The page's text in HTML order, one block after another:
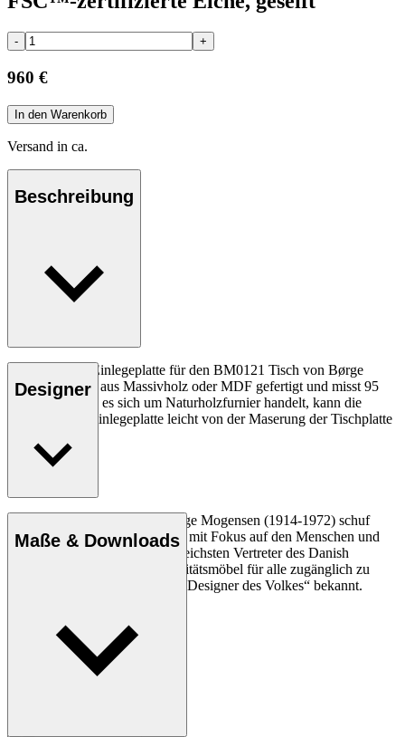
- +
960 €
In den Warenkorb
Versand in ca.
Beschreibung
Die BM0121I Einlegeplatte für den BM0121 Tisch von Børge
Mogensen wird aus Massivholz oder MDF gefertigt und misst 95
cm x 60 cm. Da es sich um Naturholzfurnier handelt, kann die
Maserung der Einlegeplatte leicht von der Maserung der Tischplatte
Designer
Der Tischler und Designer Børge Mogensen (1914-1972) schuf
langlebige und schlichte Möbel mit Fokus auf den Menschen und
gilt heute als einer der einflussreichsten Vertreter des Danish
Modern. Mit der Mission, Qualitätsmöbel für alle zugänglich zu
machen, wurde Mogensen als „Designer des Volkes“ bekannt.
Maße & Downloads